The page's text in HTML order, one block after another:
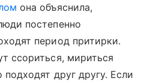
она объяснила,
постепенно
период притирки.
ссориться, мириться
подходят друг другу. Если